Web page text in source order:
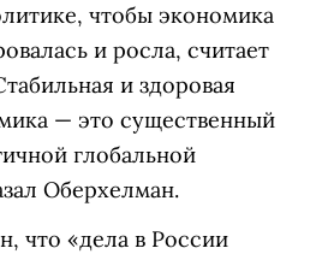
чтобы экономика
и росла, считает
и здоровая
— это существенный
глобальной
Оберхелман.
что «дела в России